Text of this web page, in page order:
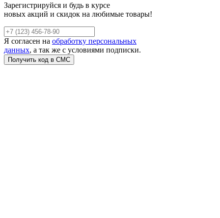
Зарегистрируйся и будь в курсе
новых акций и скидок на любимые товары!
Я согласен на обработку персональных
данных, а так же с условиями подписки.